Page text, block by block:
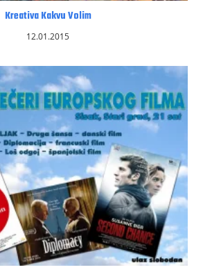
Kreativa Kakvu Volim
12.01.2015